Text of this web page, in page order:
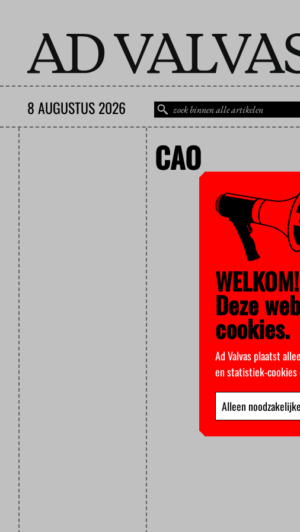
8 AUGUSTUS 2026
CAO
WELKOM!
Deze
cookies.
Ad Valvas plaatst
en statistiek-
Alleen